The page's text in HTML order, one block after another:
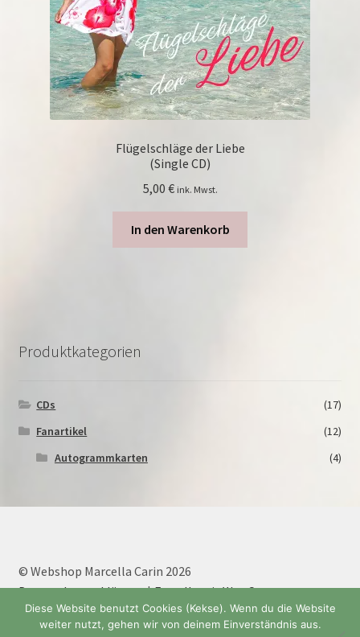
Flügelschläge der Liebe
(Single CD)
5,00 € ink. Mwst.
In den Warenkorb
Produktkategorien
CDs
(17)
Fanartikel
(12)
Autogrammkarten
(4)
© Webshop Marcella Carin 2026
Datenschutzerklärung
Erstellt mit WooCommerce.
Diese Website benutzt Cookies (Kekse). Wenn du die Website
weiter nutzt, gehen wir von deinem Einverständnis aus.